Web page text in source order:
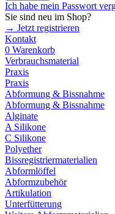
Ich habe mein Passwort
Sie sind neu im Shop?
→ Jetzt registrieren
Kontakt
0 Warenkorb
Verbrauchsmaterial
Praxis
Praxis
Abformung & Bissnahme
Abformung & Bissnahme
Alginate
A Silikone
C Silikone
Polyether
Bissregistriermaterialien
Abformlöffel
Abformzubehör
Artikulation
Unterfütterung